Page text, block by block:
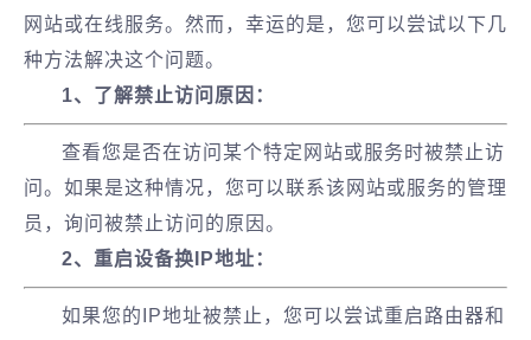
网站或在线服务。然而，幸运的是，您可以尝试以下几
种方法解决这个问题。
1、了解禁止访问原因：
查看您是否在访问某个特定网站或服务时被禁止访
问。如果是这种情况，您可以联系该网站或服务的管理
员，询问被禁止访问的原因。
2、重启设备换IP地址：
如果您的IP地址被禁止，您可以尝试重启路由器和